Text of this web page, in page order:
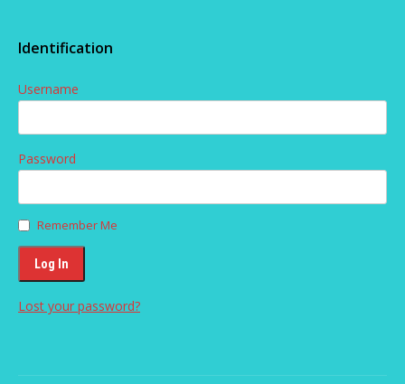
Identification
Username
Password
Remember Me
Lost your password?